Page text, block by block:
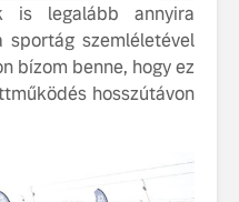
is legalább annyira
sportág szemléletével
bízom benne, hogy ez
hosszútávon